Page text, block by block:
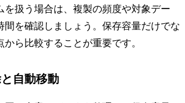
を扱う場合は、複製の頻度や対象デー
間を確認しましょう。保存容量だけでな
から比較することが重要です。
自動移動